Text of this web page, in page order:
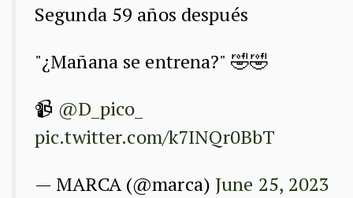
Segunda 59 años después
"¿Mañana se entrena?" 🤣🤣
📹 @D_pico_
pic.twitter.com/k7INQr0BbT
— MARCA (@marca) June 25, 2023